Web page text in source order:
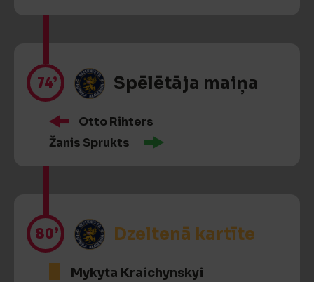
74’ Spēlētāja maiņa
Otto Rihters
Žanis Sprukts
80’ Dzeltenā kartīte
Mykyta Kraichynskyi